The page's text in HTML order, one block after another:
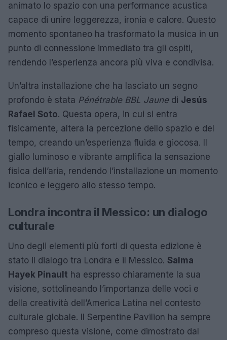
animato lo spazio con una performance acustica
capace di unire leggerezza, ironia e calore. Questo
momento spontaneo ha trasformato la musica in un
punto di connessione immediato tra gli ospiti,
rendendo l’esperienza ancora più viva e condivisa.
Un’altra installazione che ha lasciato un segno
profondo è stata Pénétrable BBL Jaunedi Jesús
Rafael Soto. Questa opera, in cui si entra
fisicamente, altera la percezione dello spazio e del
tempo, creando un’esperienza fluida e giocosa. Il
giallo luminoso e vibrante amplifica la sensazione
fisica dell’aria, rendendo l’installazione un momento
iconico e leggero allo stesso tempo.
Londra incontra il Messico: un dialogo
culturale
Uno degli elementi più forti di questa edizione è
stato il dialogo tra Londra e il Messico. Salma
Hayek Pinault ha espresso chiaramente la sua
visione, sottolineando l’importanza delle voci e
della creatività dell’America Latina nel contesto
culturale globale. Il Serpentine Pavilion ha sempre
compreso questa visione, come dimostrato dal